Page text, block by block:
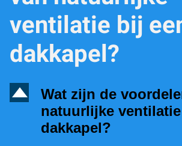
ventilatie bij
dakkapel?
D
Wat zijn de
natuurlijke
dakkapel?